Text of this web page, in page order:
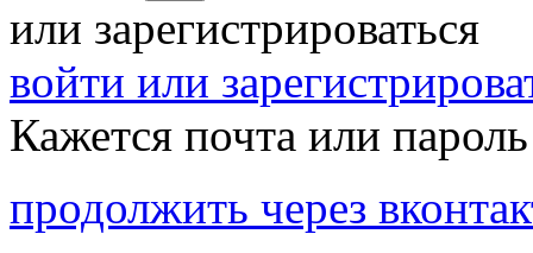
или зарегистрироваться
войти или
Кажется почта или
продолжить через